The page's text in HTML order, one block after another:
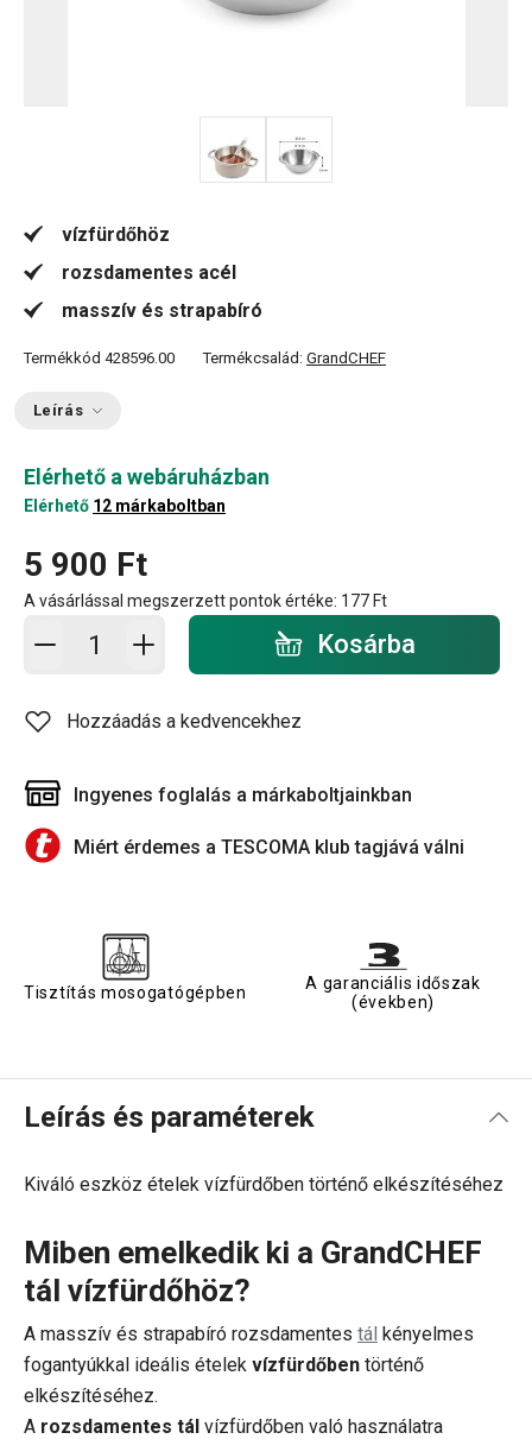
vízfürdőhöz
rozsdamentes acél
masszív és strapabíró
Termékkód 428596.00 Termékcsalád: GrandCHEF
Leírás
Elérhető a webáruházban
Elérhető 12 márkaboltban
5 900 Ft
A vásárlással megszerzett pontok értéke: 177 Ft
Kosárba - mennyiség Kosárba
Hozzáadás a kedvencekhez
Ingyenes foglalás a márkaboltjainkban
Miért érdemes a TESCOMA klub tagjává válni
Tisztítás mosogatógépben
A garanciális időszak
(években)
Leírás és paraméterek
Kiváló eszköz ételek vízfürdőben történő elkészítéséhez
Miben emelkedik ki a GrandCHEF
tál vízfürdőhöz?
A masszív és strapabíró rozsdamentes tál kényelmes
fogantyúkkal ideális ételek vízfürdőben történő
elkészítéséhez.
A rozsdamentes tál vízfürdőben való használatra